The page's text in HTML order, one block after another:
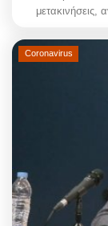
μετακινήσεις,
Coronavirus